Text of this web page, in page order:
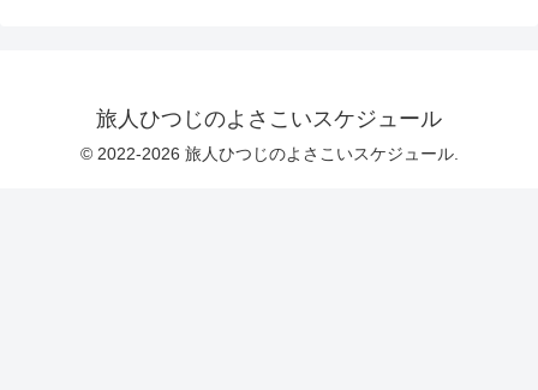
旅人ひつじのよさこいスケジュール
© 2022-2026 旅人ひつじのよさこいスケジュール.